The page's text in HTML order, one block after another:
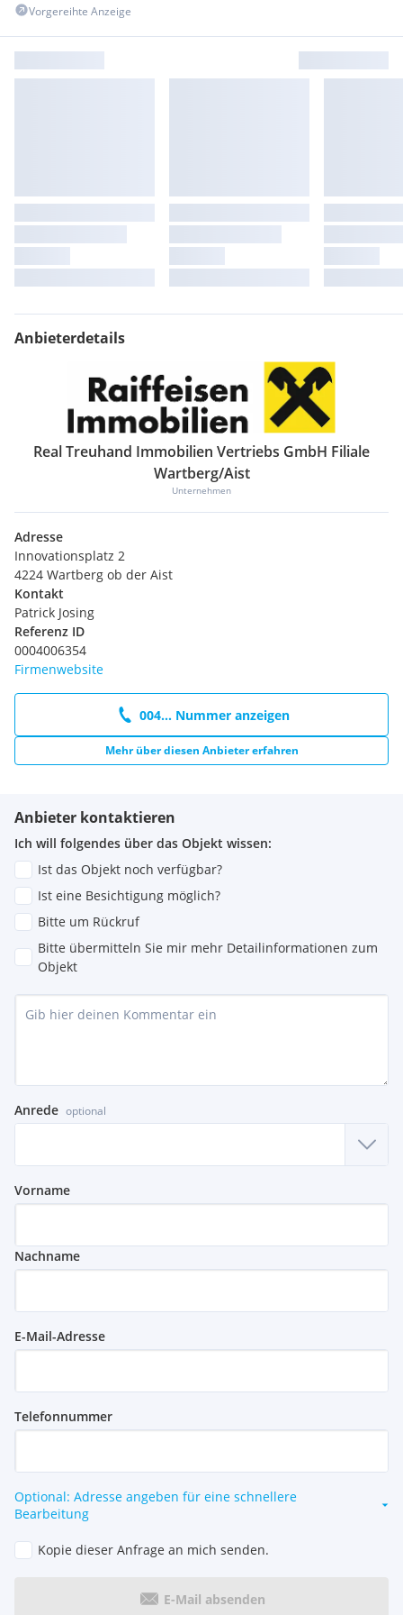
Vorgereihte Anzeige
Anbieterdetails
Real Treuhand Immobilien Vertriebs GmbH Filiale
Wartberg/Aist
Unternehmen
Adresse
Innovationsplatz 2
4224 Wartberg ob der Aist
Kontakt
Patrick Josing
Referenz ID
0004006354
Firmenwebsite
004... Nummer anzeigen
Mehr über diesen Anbieter erfahren
Anbieter kontaktieren
Ich will folgendes über das Objekt wissen:
Ist das Objekt noch verfügbar?
Ist eine Besichtigung möglich?
Bitte um Rückruf
Bitte übermitteln Sie mir mehr Detailinformationen zum
Objekt
Anrede optional
Vorname
Nachname
E-Mail-Adresse
Telefonnummer
Optional: Adresse angeben für eine schnellere
Bearbeitung
Kopie dieser Anfrage an mich senden.
E-Mail absenden